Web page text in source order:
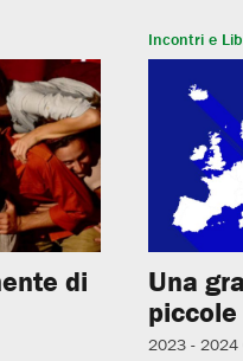
di
Incontri e
Una
2023 - 2024